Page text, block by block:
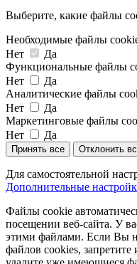
Выберите, какие файлы
Необходимые файлы
Нет
Да
Функциональные файлы
Нет
Да
Аналитические файлы
Нет
Да
Маркетинговые файлы
Нет
Да
Принять все Отклонить
Для самостоятельной
Дополнительные
Файлы cookie
посещении веб-сайта. У
этими файлами. Если Вы
файлов cookies, запретите